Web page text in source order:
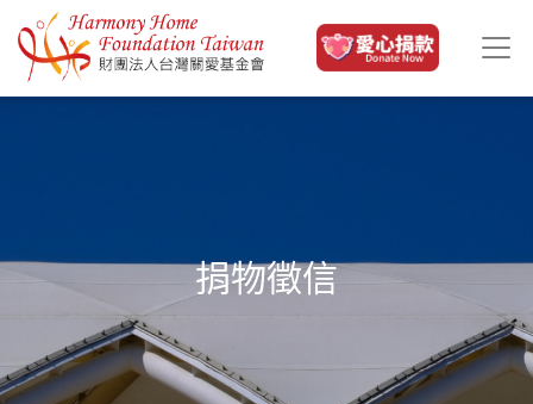
移至主內容
捐物徵信